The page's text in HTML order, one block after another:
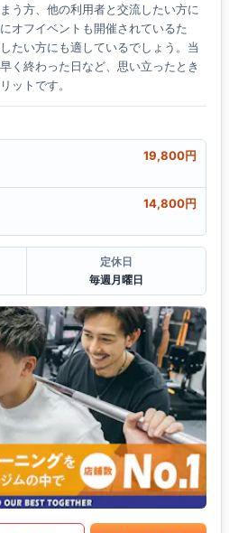
う方、他の利用者と交流したい方に
オフイベントも開催されているた
たい方にも適しているでしょう。当
く終わった日など、思い立ったとき
ットです。
19,800円
14,800円
定休日
毎週月曜日